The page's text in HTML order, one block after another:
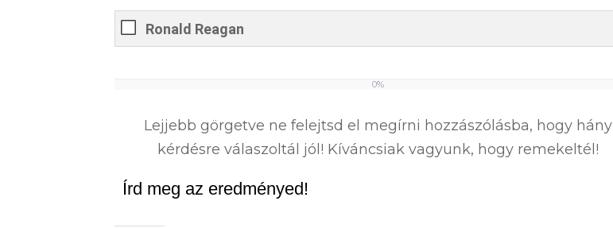
Ronald Reagan
0%
Lejjebb görgetve ne felejtsd el megírni hozzászólásba, hogy hány
kérdésre válaszoltál jól! Kíváncsiak vagyunk, hogy remekeltél!
Írd meg az eredményed!